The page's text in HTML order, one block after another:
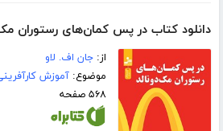
دانلود کتاب در پس کمان‌های رستوران مک
از:جان اف. لاو
موضوع:آموزش
۵۶۸ صفحه